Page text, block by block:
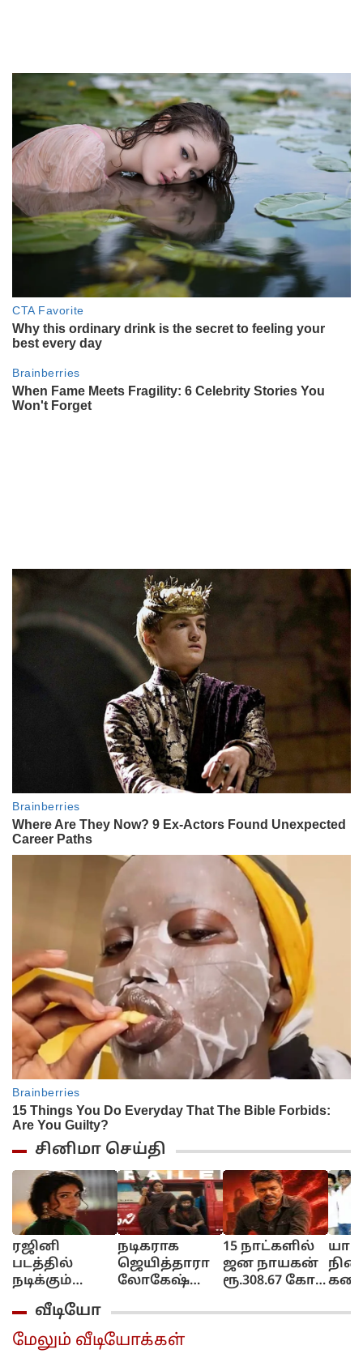
சினிமா செய்தி
ரஜினி
படத்தில்
நடிக்கும்
பரபர
அப்டேட்!...
நடிகராக
ஜெயித்தாரா
லோகேஷ்
டிசி டிவிட்டர்
விமர்சனம்...
15 நாட்களில்
ஜன நாயகன்
ரூ.308.67 கோடி
வீடியோ
மேலும் வீடியோக்கள்